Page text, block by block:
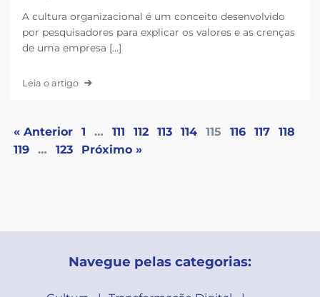
Navegue pelas categorias:
A cultura organizacional é um conceito desenvolvido
por pesquisadores para explicar os valores e as crenças
de uma empresa [...]
Leia o artigo
« Anterior 1 … 111 112 113 114 115 116 117
118
119
… 123 Próximo »